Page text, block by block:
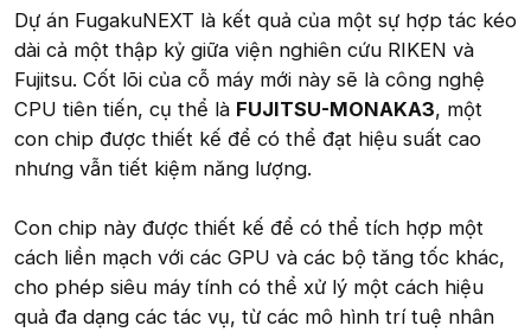
Dự án FugakuNEXT là kết quả của một sự hợp tác kéo
dài cả một thập kỷ giữa viện nghiên cứu RIKEN và
Fujitsu. Cốt lõi của cỗ máy mới này sẽ là công nghệ
CPU tiên tiến, cụ thể là FUJITSU-MONAKA3, một
con chip được thiết kế để có thể đạt hiệu suất cao
nhưng vẫn tiết kiệm năng lượng.
Con chip này được thiết kế để có thể tích hợp một
cách liền mạch với các GPU và các bộ tăng tốc khác,
cho phép siêu máy tính có thể xử lý một cách hiệu
quả đa dạng các tác vụ, từ các mô hình trí tuệ nhân